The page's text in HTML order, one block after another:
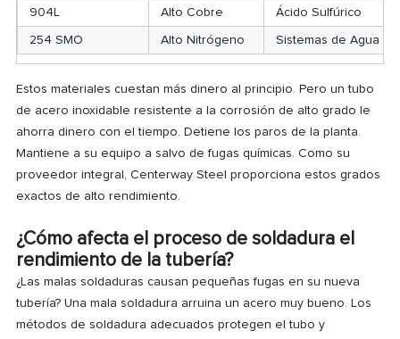
904L Alto Cobre Ácido Sulfúrico
254 SMO Alto Nitrógeno Sistemas de Agua de
Estos materiales cuestan más dinero al principio. Pero un tubo
de acero inoxidable resistente a la corrosión de alto grado le
ahorra dinero con el tiempo. Detiene los paros de la planta.
Mantiene a su equipo a salvo de fugas químicas. Como su
proveedor integral, Centerway Steel proporciona estos grados
exactos de alto rendimiento.
¿Cómo afecta el proceso de soldadura el
rendimiento de la tubería?
¿Las malas soldaduras causan pequeñas fugas en su nueva
tubería? Una mala soldadura arruina un acero muy bueno. Los
métodos de soldadura adecuados protegen el tubo y